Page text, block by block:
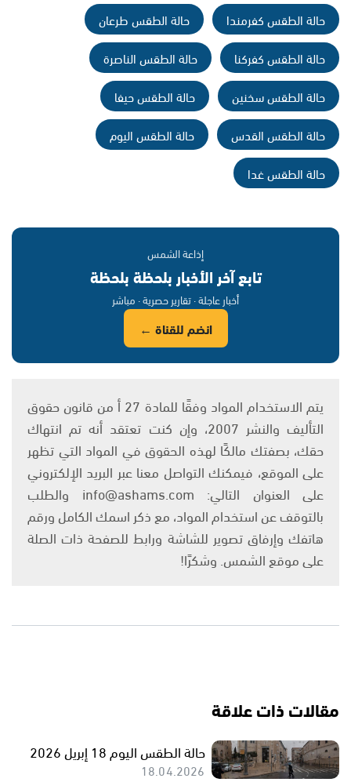
حالة الطقس كفرمندا
حالة الطقس طرعان
حالة الطقس كفركنا
حالة الطقس الناصرة
حالة الطقس سخنين
حالة الطقس حيفا
حالة الطقس القدس
حالة الطقس اليوم
حالة الطقس غدا
إذاعة الشمس
تابع آخر الأخبار بلحظة بلحظة
أخبار عاجلة · تقارير حصرية · مباشر
انضم للقناة ←
يتم الاستخدام المواد وفقًا للمادة 27 أ من قانون حقوق
التأليف والنشر 2007، وإن كنت تعتقد أنه تم انتهاك
حقك، بصفتك مالكًا لهذه الحقوق في المواد التي تظهر
على الموقع، فيمكنك التواصل معنا عبر البريد الإلكتروني
على العنوان التالي: info@ashams.com والطلب
بالتوقف عن استخدام المواد، مع ذكر اسمك الكامل ورقم
هاتفك وإرفاق تصوير للشاشة ورابط للصفحة ذات الصلة
على موقع الشمس. وشكرًا!
مقالات ذات علاقة
حالة الطقس اليوم 18 إبريل 2026
18.04.2026